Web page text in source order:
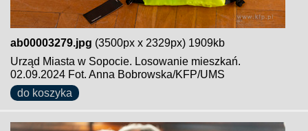
ab00003279.jpg (3500px x 2329px) 1909kb
Urząd Miasta w Sopocie. Losowanie mieszkań.
02.09.2024 Fot. Anna Bobrowska/KFP/UMS
do koszyka